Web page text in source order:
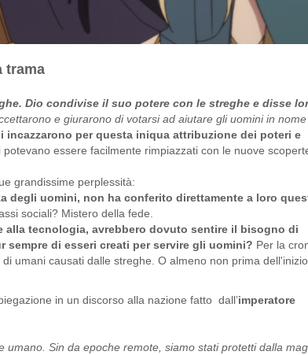
trama
Dio condivise il suo potere con le streghe e disse
e giurarono di votarsi ad aiutare gli uomini in nome
incazzarono per questa iniqua attribuzione dei poteri e
essere facilmente rimpiazzati con le nuove
grandissime perplessità:
degli uomini, non ha conferito direttamente a loro
sociali? Mistero della fede.
alla tecnologia, avrebbero dovuto sentire il bisogno di
sempre di esseri creati per servire gli uomini? Per la
umani causati dalle streghe. O almeno non prima dell'inizio
in un discorso alla nazione fatto dall’imperatore
Sin da epoche remote, siamo stati protetti dalla